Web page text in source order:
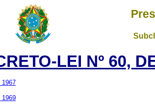
LEI Nº 60,
1967
1969